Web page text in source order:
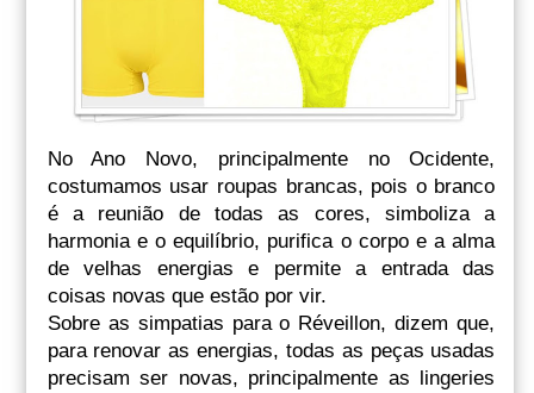
No Ano Novo, principalmente no Ocidente,
costumamos usar roupas brancas, pois o branco
é a reunião de todas as cores, simboliza a
harmonia e o equilíbrio, purifica o corpo e a alma
de velhas energias e permite a entrada das
coisas novas que estão por vir.
Sobre as simpatias para o Réveillon, dizem que,
para renovar as energias, todas as peças usadas
precisam ser novas, principalmente as lingeries